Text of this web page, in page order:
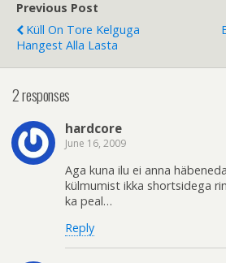
Previous Post
Küll On Tore Kelguga
Hangest Alla Lasta
2 responses
hardcore
June 16, 2009
Aga kuna ilu ei anna
külmumist ikka shortsidega
ka peal…
Reply